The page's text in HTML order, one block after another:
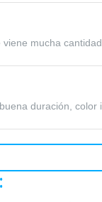
mucha
duración,